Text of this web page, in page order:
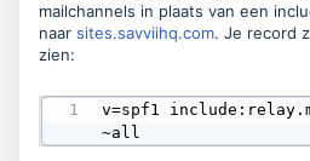
mailchannels in plaats van een
naar sites.savviihq.com. Je record
zien:
v=spf1
~all